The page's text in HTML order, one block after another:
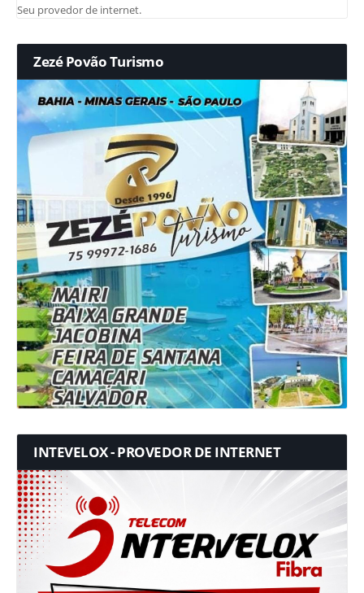
Seu provedor de internet.
Zezé Povão Turismo
INTEVELOX - PROVEDOR DE INTERNET